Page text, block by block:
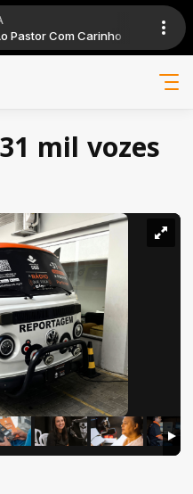
Com Carinho
mil vozes